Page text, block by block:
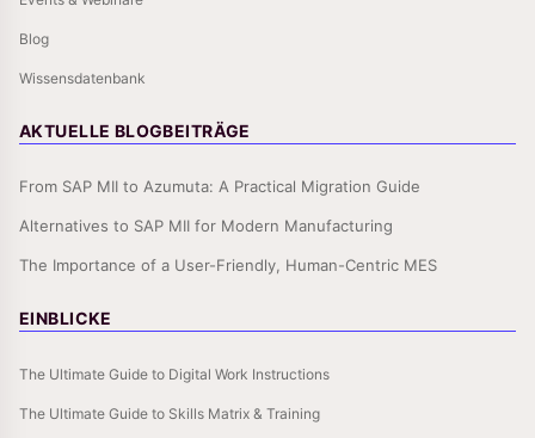
Blog
Wissensdatenbank
AKTUELLE BLOGBEITRÄGE
From SAP MII to Azumuta: A Practical Migration Guide
Alternatives to SAP MII for Modern Manufacturing
The Importance of a User-Friendly, Human-Centric MES
EINBLICKE
The Ultimate Guide to Digital Work Instructions
The Ultimate Guide to Skills Matrix & Training